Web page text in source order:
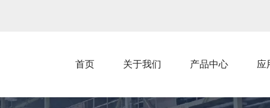
首页 关于我们 产品中心 应